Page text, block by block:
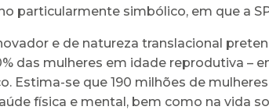
particularmente simbólico, em que a
e de natureza translacional
das mulheres em idade reprodutiva –
Estima-se que 190 milhões de
física e mental, bem como na vida